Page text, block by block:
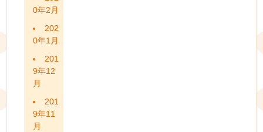
0年2月
202
0年1月
201
9年12
月
201
9年11
月